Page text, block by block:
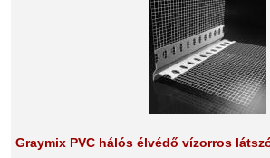
Graymix PVC hálós élvédő vízorros